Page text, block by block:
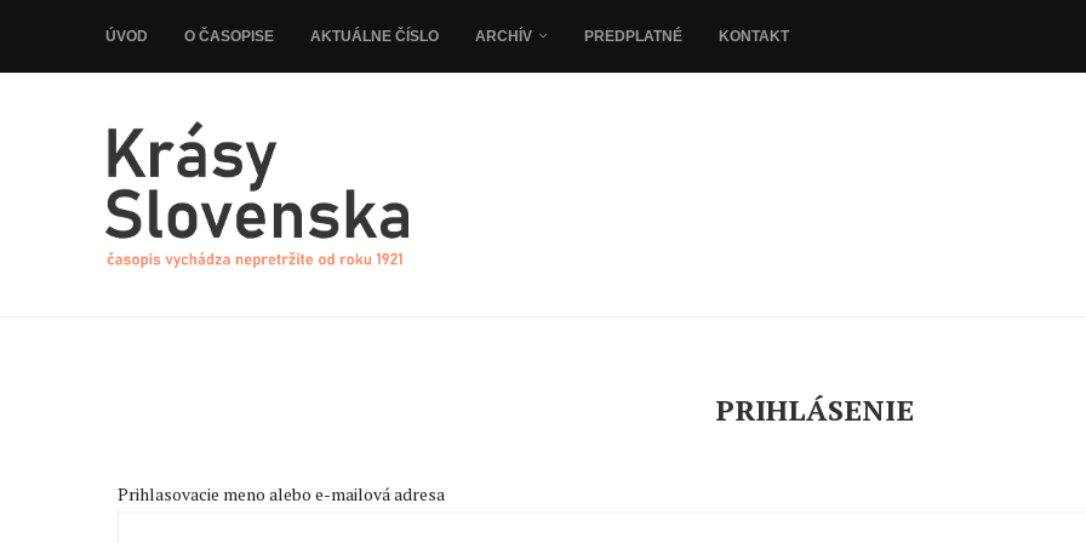
ÚVOD O ČASOPISE AKTUÁLNE ČÍSLO ARCHÍV PREDPLATNÉ KONTAKT
PRIHLÁSENIE
Prihlasovacie meno alebo e-mailová adresa